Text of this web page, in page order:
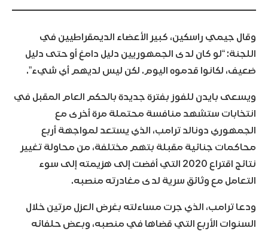
وقال جيمي راسكين، كبير الأعضاء الديمقراطيين في
اللجنة: “لو كان لدى الجمهوريين دليل دامغ أو حتى دليل
ضعيف، لكانوا قدموه اليوم. لكن ليس لديهم أي شيء”.
ويسعى بايدن للفوز بفترة جديدة بالحكم العام المقبل في
انتخابات ستشهد منافسة محتملة مرة أخرى مع
الجمهوري دونالد ترامب، الذي يستعد لمواجهة أربع
محاكمات جنائية مقبلة بتهم مختلفة، من محاولة تغيير
نتائج اقتراع 2020 التي أفضت إلى هزيمته إلى سوء
التعامل مع وثائق سرية لدى مغادرته منصبه.
ودعا ترامب، الذي جرت مساءلته بغرض العزل مرتين خلال
السنوات الأربع التي قضاها في منصبه، وبعض حلفائه